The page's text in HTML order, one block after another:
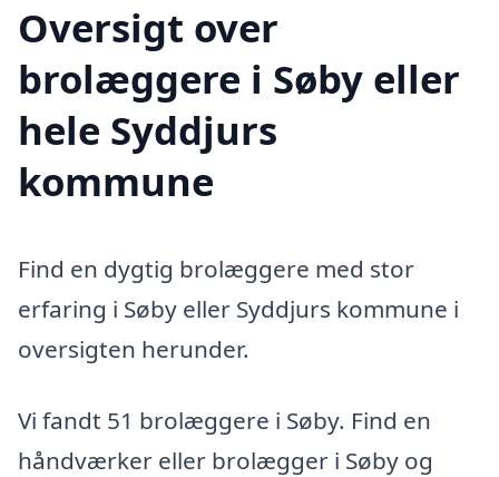
Oversigt over
brolæggere i Søby eller
hele Syddjurs
kommune
Find en dygtig brolæggere med stor
erfaring i Søby eller Syddjurs kommune i
oversigten herunder.
Vi fandt 51 brolæggere i Søby. Find en
håndværker eller brolægger i Søby og